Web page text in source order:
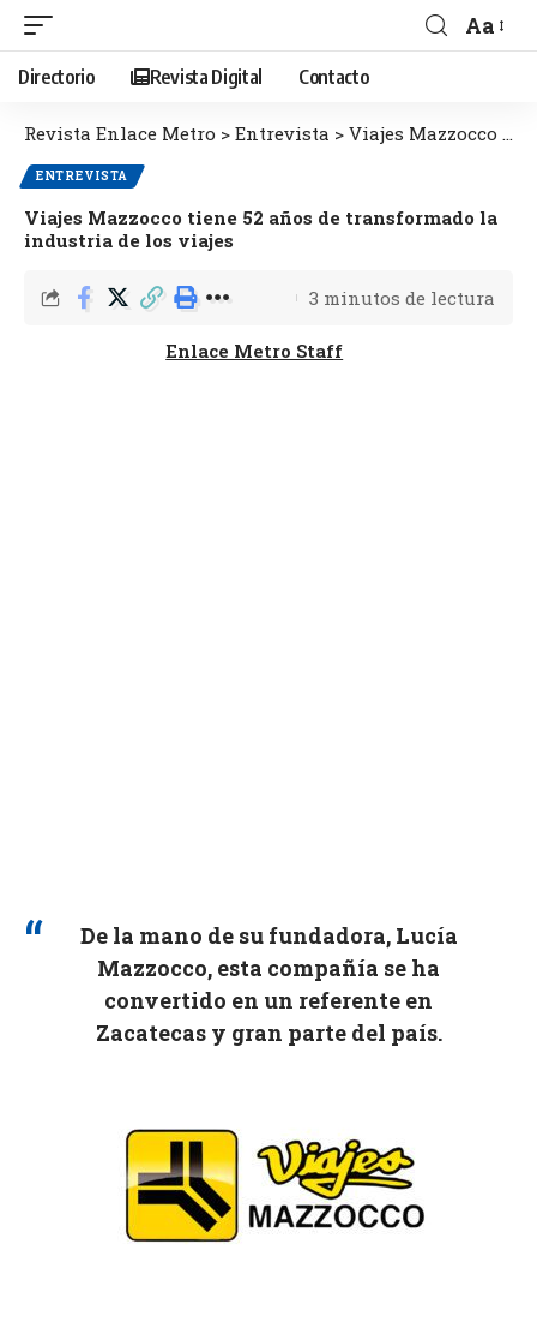
Aa
Directorio Revista Digital Contacto
Revista Enlace Metro > Entrevista > Viajes Mazzocco tiene 52 años de transformado la industria de los viajes
ENTREVISTA
Viajes Mazzocco tiene 52 años de transformado la
industria de los viajes
Enlace Metro Staff
3 minutos de lectura
De la mano de su fundadora, Lucía
Mazzocco, esta compañía se ha
convertido en un referente en
Zacatecas y gran parte del país.